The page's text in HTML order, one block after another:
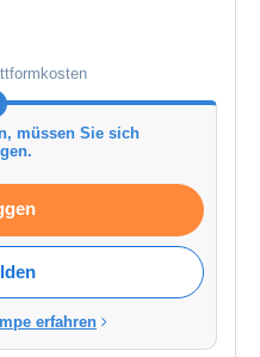
müssen Sie sich
erfahren